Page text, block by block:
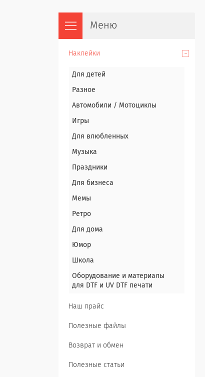
Наклейки
Для детей
Разное
Автомобили / Мотоциклы
Игры
Для влюбленных
Музыка
Праздники
Для бизнеса
Мемы
Ретро
Для дома
Юмор
Школа
Оборудование и материалы
для DTF и UV DTF печати
Наш прайс
Полезные файлы
Возврат и обмен
Полезные статьи